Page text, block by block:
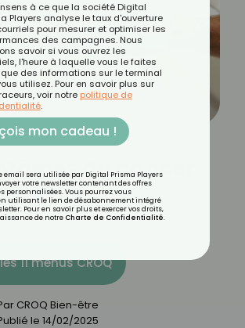
du cancer
11 menus CROQ
CROQ Bien-être
le 14/02/2025
à ce que la société Digital
Players analyse le taux d'ouverture
pour mesurer et optimiser les
des campagnes. Nous
savoir si vous ouvrez les
l'heure à laquelle vous le faites
des informations sur le terminal
utilisez. Pour en savoir plus sur
voir notre politique de
.
mon cadeau !
email sera utilisée par Digital Prisma Players
votre newsletter contenant des offres
personnalisées. Vous pourrez vous
utilisant le lien de désabonnement intégré
Pour en savoir plus et exercer vos droits,
de notre Charte de Confidentialité.